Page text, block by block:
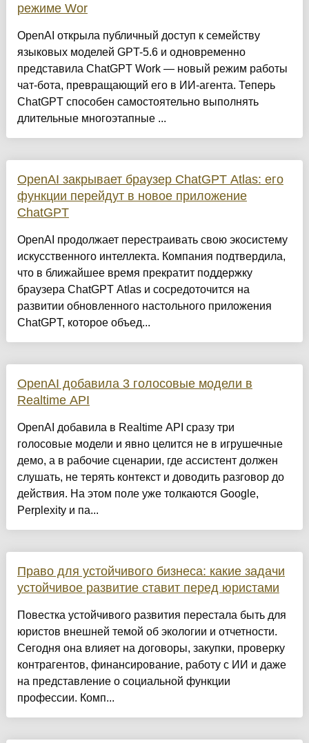
режиме Wor
OpenAI открыла публичный доступ к семейству
языковых моделей GPT-5.6 и одновременно
представила ChatGPT Work — новый режим работы
чат-бота, превращающий его в ИИ-агента. Теперь
ChatGPT способен самостоятельно выполнять
длительные многоэтапные ...
OpenAI закрывает браузер ChatGPT Atlas: его
функции перейдут в новое приложение
ChatGPT
OpenAI продолжает перестраивать свою экосистему
искусственного интеллекта. Компания подтвердила,
что в ближайшее время прекратит поддержку
браузера ChatGPT Atlas и сосредоточится на
развитии обновленного настольного приложения
ChatGPT, которое объед...
OpenAI добавила 3 голосовые модели в
Realtime API
OpenAI добавила в Realtime API сразу три
голосовые модели и явно целится не в игрушечные
демо, а в рабочие сценарии, где ассистент должен
слушать, не терять контекст и доводить разговор до
действия. На этом поле уже толкаются Google,
Perplexity и па...
Право для устойчивого бизнеса: какие задачи
устойчивое развитие ставит перед юристами
Повестка устойчивого развития перестала быть для
юристов внешней темой об экологии и отчетности.
Сегодня она влияет на договоры, закупки, проверку
контрагентов, финансирование, работу с ИИ и даже
на представление о социальной функции
профессии. Комп...